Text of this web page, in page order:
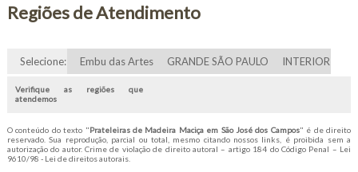
Regiões de Atendimento
Selecione: Embu das Artes GRANDE SÃO PAULO INTERIOR
Verifique as regiões que
atendemos
O conteúdo do texto "Prateleiras de Madeira Maciça em São José dos Campos" é de direito
reservado. Sua reprodução, parcial ou total, mesmo citando nossos links, é proibida sem a
autorização do autor. Crime de violação de direito autoral – artigo 184 do Código Penal – Lei
9610/98 - Lei de direitos autorais.